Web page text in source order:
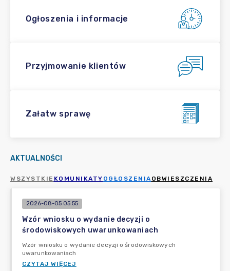
Ogłoszenia i informacje
Przyjmowanie klientów
Załatw sprawę
AKTUALNOŚCI
WSZYSTKIE KOMUNIKATY OGŁOSZENIA OBWIESZCZENIA
2026-08-05 05:55
Wzór wniosku o wydanie decyzji o
środowiskowych uwarunkowaniach
Wzór wniosku o wydanie decyzji o środowiskowych
uwarunkowaniach
CZYTAJ WIĘCEJ